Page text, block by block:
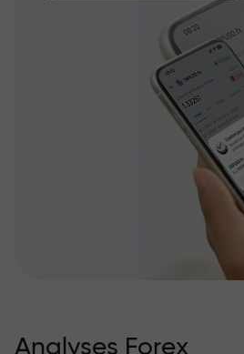
Analyses Forex